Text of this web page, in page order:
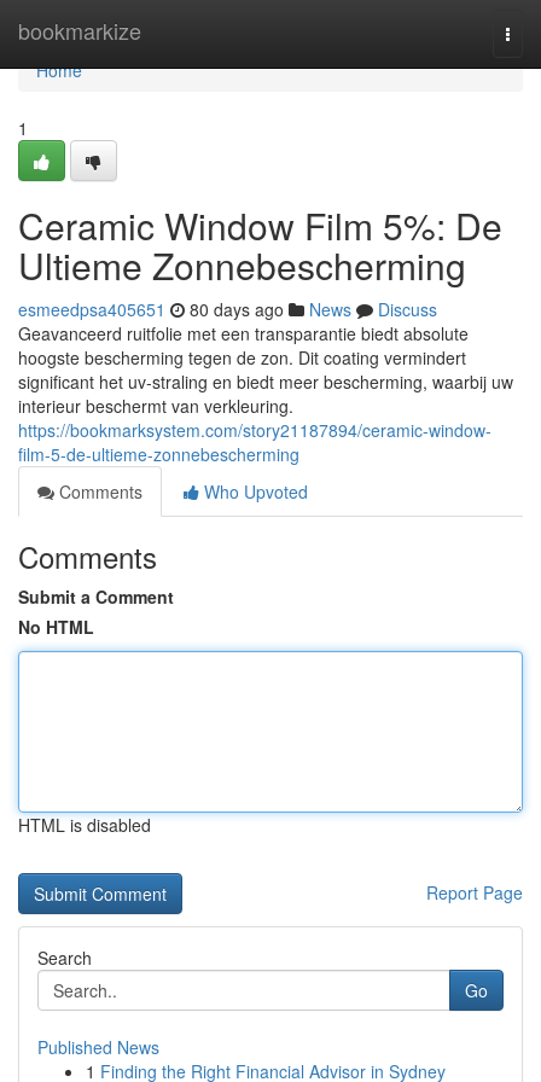
bookmarkize
Home
Home
1
Ceramic Window Film 5%: De
Ultieme Zonnebescherming
esmeedpsa405651 80 days ago News
Discuss
Geavanceerd ruitfolie met een transparantie biedt absolute
hoogste bescherming tegen de zon. Dit coating vermindert
significant het uv-straling en biedt meer bescherming, waarbij uw
interieur beschermt van verkleuring.
https://bookmarksystem.com/story21187894/ceramic-window-
film-5-de-ultieme-zonnebescherming
Comments
Who Upvoted
Comments
Submit a Comment
No HTML
HTML is disabled
Report Page
Search
Go
Published News
1 Finding the Right Financial Advisor in Sydney